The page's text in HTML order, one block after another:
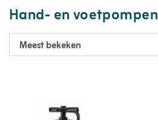
Hand- en voetpompen